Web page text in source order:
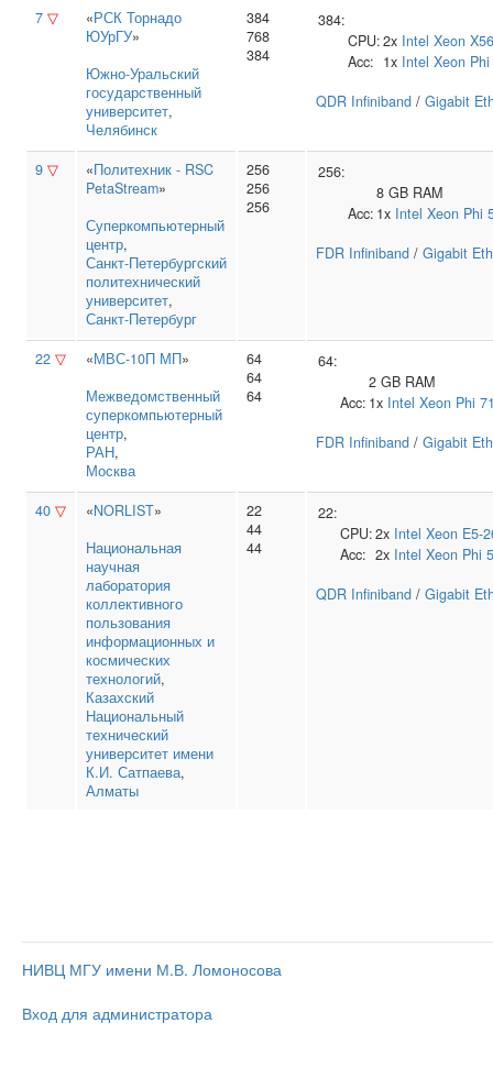
7 ▽ «РСК Торнадо
ЮУрГУ»
Южно‑Уральский
государственный
университет,
Челябинск
384
768
384
384:
CPU:2x Intel Xeon
Acc: 1x Intel Xeon
QDR Infiniband / Gigabit
9 ▽ «Политехник - RSC
PetaStream»
Суперкомпьютерный
центр,
Санкт‑Петербургский
политехнический
университет,
Санкт-Петербург
256
256
256
256:
8 GB RAM
Acc: 1x Intel Xeon Phi
FDR Infiniband / Gigabit
22 ▽ «МВС-10П МП»
Межведомственный
суперкомпьютерный
центр,
РАН,
Москва
64
64
64
64:
2 GB RAM
Acc: 1x Intel Xeon Phi
FDR Infiniband / Gigabit
40 ▽ «NORLIST»
Национальная
научная
лаборатория
коллективного
пользования
информационных и
космических
технологий,
Казахский
Национальный
технический
университет имени
К.И. Сатпаева,
Алматы
22
44
44
22:
CPU:2x Intel Xeon E5-
Acc: 2x Intel Xeon Phi
QDR Infiniband / Gigabit
НИВЦ МГУ имени М.В. Ломоносова
Вход для администратора